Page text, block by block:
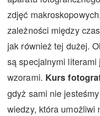
zdjęć
zależności między
jak również tej dużej.
są specjalnymi
wzorami. Kurs
gdyż sami nie
wiedzy, która umożliwi